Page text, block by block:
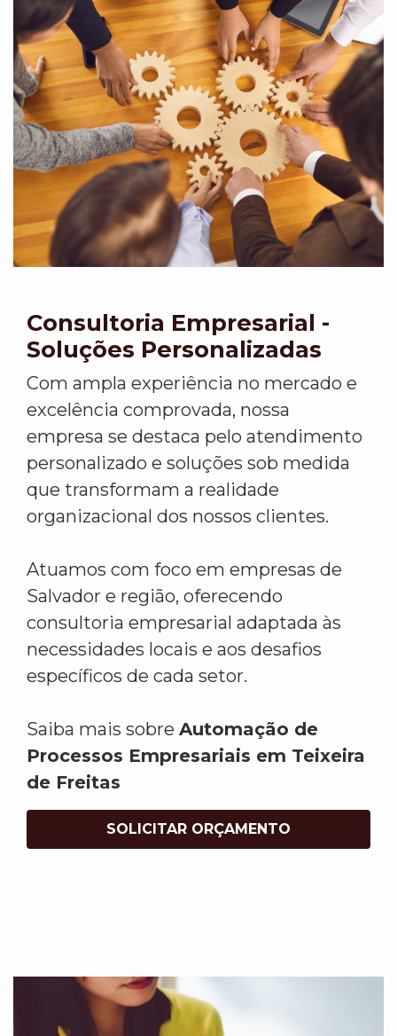
Consultoria Empresarial -
Soluções Personalizadas
Com ampla experiência no mercado e
excelência comprovada, nossa
empresa se destaca pelo atendimento
personalizado e soluções sob medida
que transformam a realidade
organizacional dos nossos clientes.
Atuamos com foco em empresas de
Salvador e região, oferecendo
consultoria empresarial adaptada às
necessidades locais e aos desafios
específicos de cada setor.
Saiba mais sobre Automação de
Processos Empresariais em Teixeira
de Freitas
SOLICITAR ORÇAMENTO